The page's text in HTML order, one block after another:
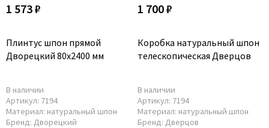
1 573 ₽
Плинтус шпон прямой
Дворецкий 80x2400 мм
В наличии
Артикул: 7194
Материал: натуральный шпон
Бренд: Дворецкий
1 700 ₽
Коробка натуральный шпон
телескопическая Дверцов
В наличии
Артикул: 7194
Материал: натуральный шпон
Бренд: Дверцов